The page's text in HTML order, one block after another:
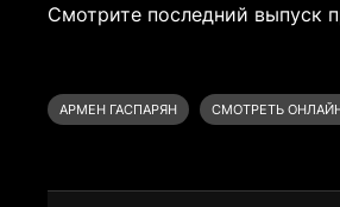
Смотрите последний выпуск
АРМЕН ГАСПАРЯН СМОТРЕТЬ